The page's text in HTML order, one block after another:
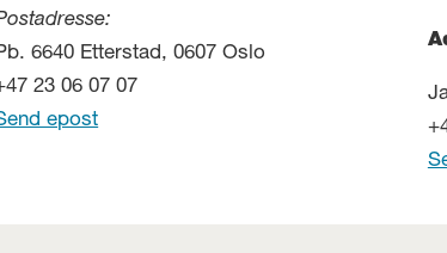
6640 Etterstad, 0607 Oslo
23 06 07 07
epost